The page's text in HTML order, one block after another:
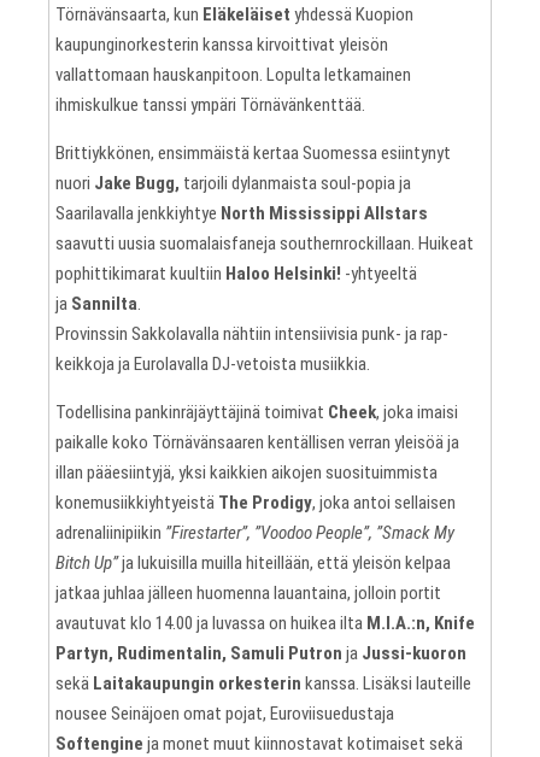
Törnävänsaarta, kun Eläkeläiset yhdessä Kuopion
kaupunginorkesterin kanssa kirvoittivat yleisön
vallattomaan hauskanpitoon. Lopulta letkamainen
ihmiskulkue tanssi ympäri Törnävänkenttää.
Brittiykkönen, ensimmäistä kertaa Suomessa esiintynyt
nuori Jake Bugg, tarjoili dylanmaista soul-popia ja
Saarilavalla jenkkiyhtye North Mississippi Allstars
saavutti uusia suomalaisfaneja southernrockillaan. Huikeat
pophittikimarat kuultiin Haloo Helsinki! -yhtyeeltä
ja Sannilta.
Provinssin Sakkolavalla nähtiin intensiivisia punk- ja rap-
keikkoja ja Eurolavalla DJ-vetoista musiikkia.
Todellisina pankinräjäyttäjinä toimivat Cheek, joka imaisi
paikalle koko Törnävänsaaren kentällisen verran yleisöä ja
illan pääesiintyjä, yksi kaikkien aikojen suosituimmista
konemusiikkiyhtyeistä The Prodigy, joka antoi sellaisen
adrenaliinipiikin ”Firestarter”, ”Voodoo People”, ”Smack My
Bitch Up”ja lukuisilla muilla hiteillään, että yleisön kelpaa
jatkaa juhlaa jälleen huomenna lauantaina, jolloin portit
avautuvat klo 14.00 ja luvassa on huikea ilta M.I.A.:n, Knife
Partyn, Rudimentalin, Samuli Putron ja Jussi-kuoron
sekä Laitakaupungin orkesterin kanssa. Lisäksi lauteille
nousee Seinäjoen omat pojat, Euroviisuedustaja
Softengine ja monet muut kiinnostavat kotimaiset sekä